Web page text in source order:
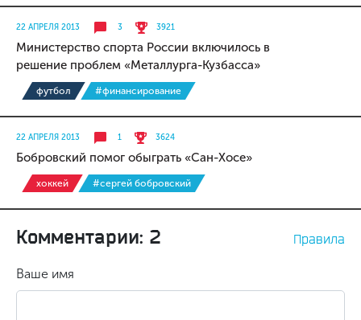
22 АПРЕЛЯ 2013 3 3921
Министерство спорта России включилось в
решение проблем «Металлурга-Кузбасса»
футбол #финансирование
22 АПРЕЛЯ 2013 1 3624
Бобровский помог обыграть «Сан-Хосе»
хоккей #сергей бобровский
Комментарии: 2 Правила
Ваше имя